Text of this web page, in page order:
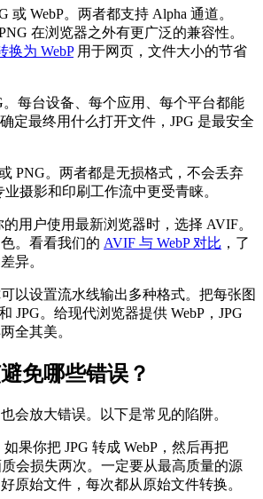
或 WebP。两者都支持 Alpha 通道。
在浏览器之外有更广泛的兼容性。
换为 WebP用于网页，文件大小的节省
。每台设备、每个应用、每个平台都能
定最终用什么打开文件，JPG 是最安全
PNG。两者都是无损格式，不会丢弃
摄影和印刷工作流中更受青睐。
的用户使用最新浏览器时，选择 AVIF。
。看看我们的 AVIF 与 WebP 对比 ，了
异。
以设置流水线输出多种格式。把每张图
JPG。给现代浏览器提供 WebP，JPG
全其美。
免哪些错误？
会放大错误。以下是常见的陷阱。
如果你把 JPG 转成 WebP，然后再把
质会损失两次。一定要从最高质量的源
原始文件，每次都从原始文件转换。